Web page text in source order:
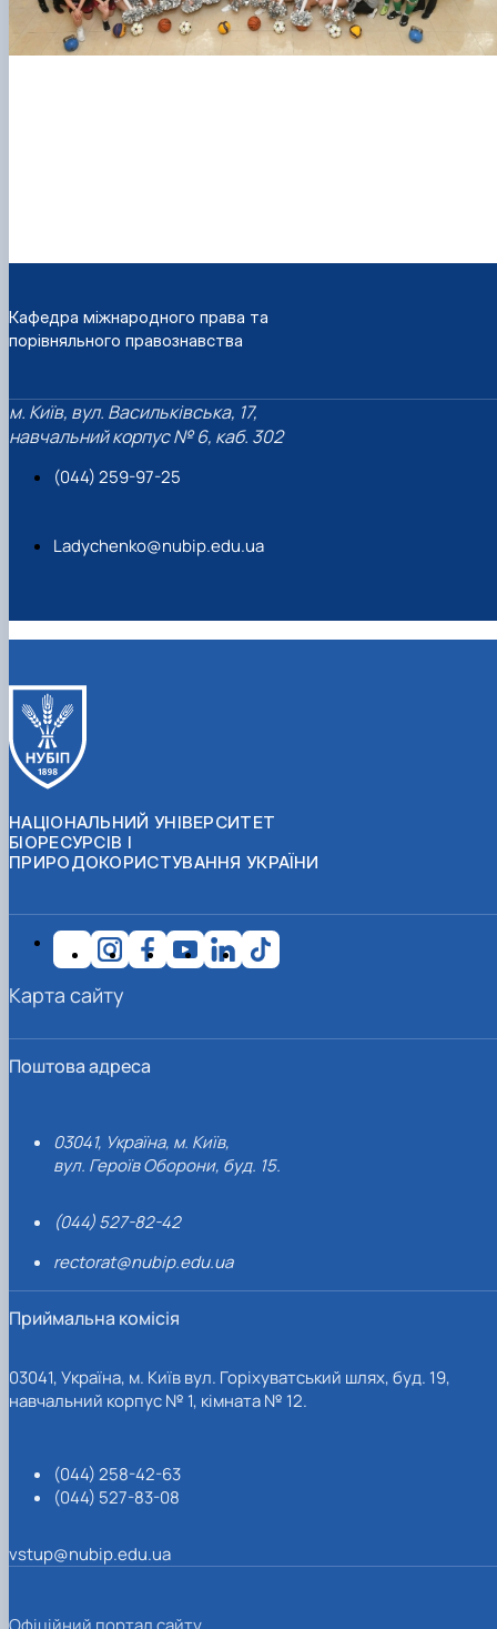
Кафедра міжнародного права та
порівняльного правознавства
м. Київ, вул. Васильківська, 17,
навчальний корпус № 6, каб. 302
(044) 259-97-25
Ladychenko@nubip.edu.ua
НАЦІОНАЛЬНИЙ УНІВЕРСИТЕТ
БІОРЕСУРСІВ І
ПРИРОДОКОРИСТУВАННЯ УКРАЇНИ
Поштова адреса
03041, Україна, м. Київ,
вул. Героїв Оборони, буд. 15.
(044) 527-82-42
rectorat@nubip.edu.ua
Приймальна комісія
03041, Україна, м. Київ вул. Горіхуватський шлях, буд. 19,
навчальний корпус № 1, кімната № 12.
(044) 258-42-63
(044) 527-83-08
vstup@nubip.edu.ua
Карта сайту